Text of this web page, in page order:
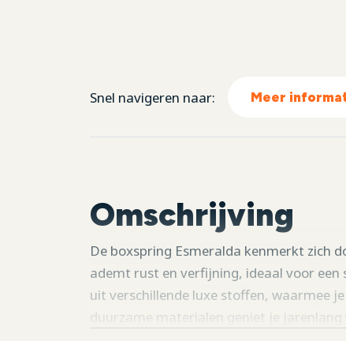
Snel navigeren naar: Meer
Omschrijving
De boxspring Esmeralda kenmerkt zich
ademt rust en verfijning, ideaal voor
uit verschillende luxe stoffen, waarmee
duurzame materialen geniet je